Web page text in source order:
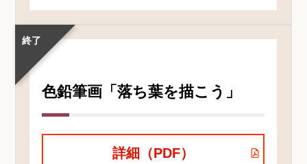
終了
色鉛筆画「落ち葉を描こう」
詳細（PDF）